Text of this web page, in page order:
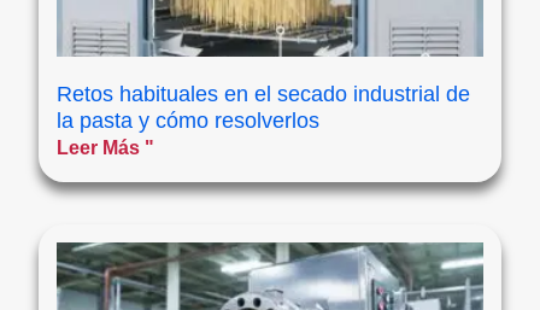
Retos habituales en el secado industrial de
la pasta y cómo resolverlos
Leer Más "